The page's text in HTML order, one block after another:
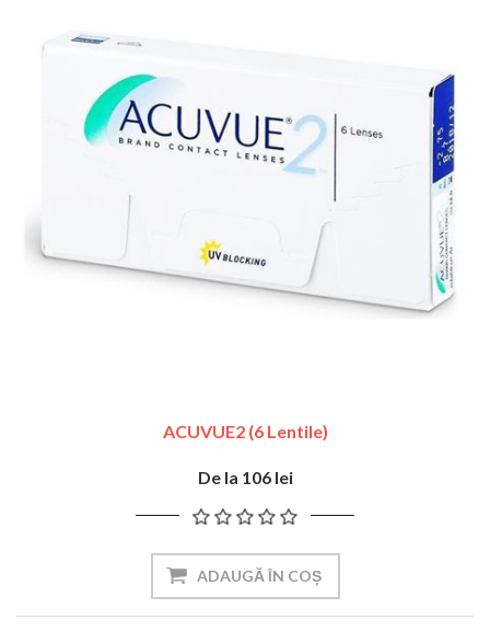
ACUVUE2 (6 Lentile)
De la 106 lei
ADAUGĂ ÎN COȘ